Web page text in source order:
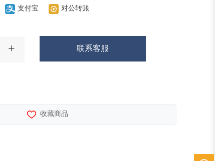
支付宝 对公转账
+ 联系客服
收藏商品